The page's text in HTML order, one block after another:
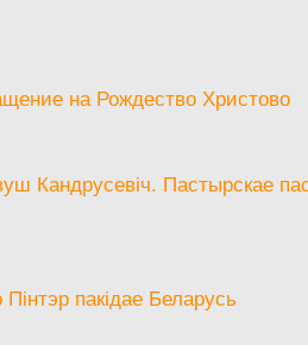
на Рождество Христово
Кандрусевіч. Пастырскае
пакідае Беларусь